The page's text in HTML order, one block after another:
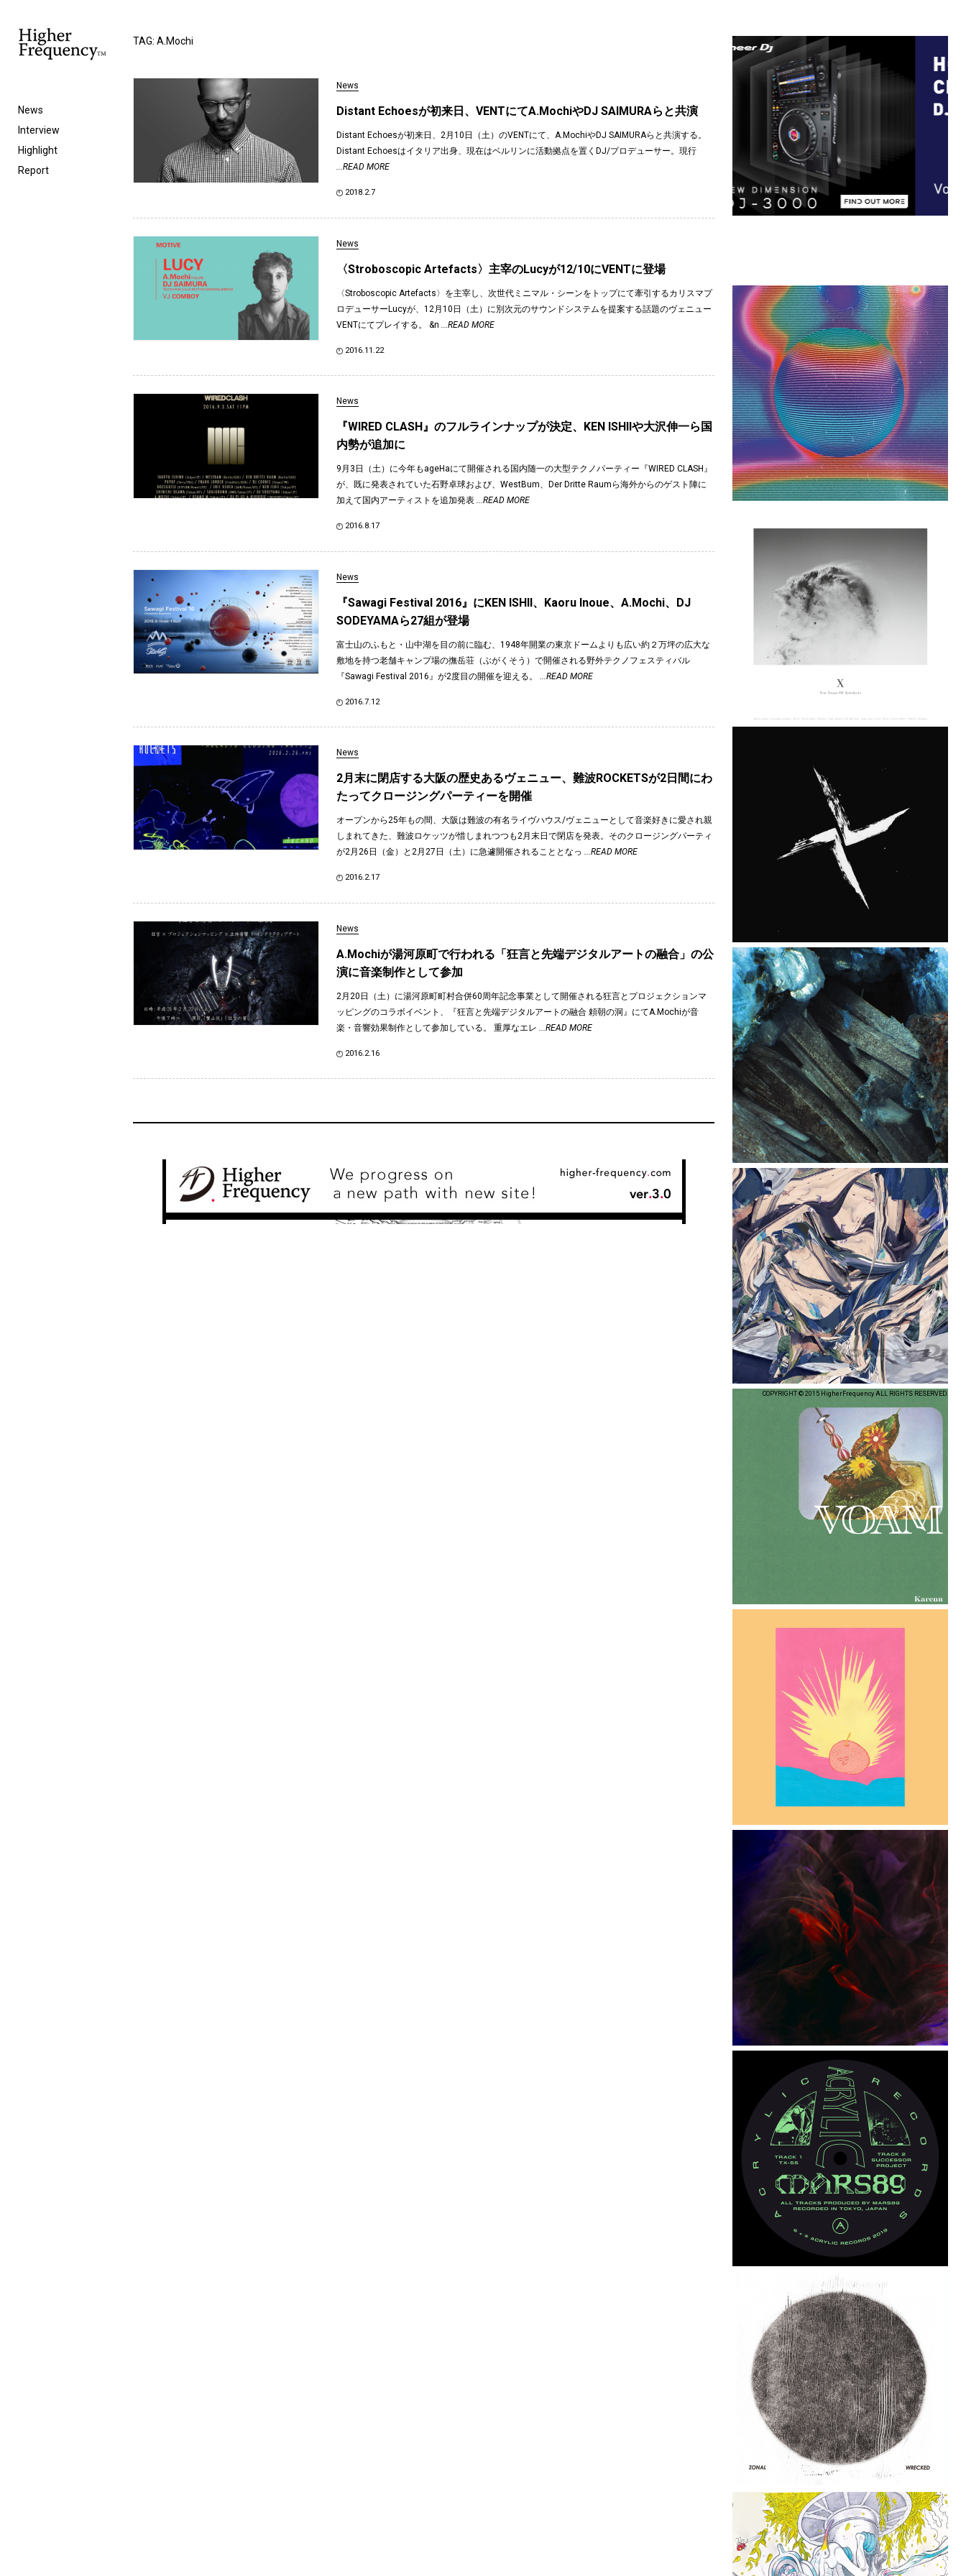
News
Interview
Highlight
Report
TAG: A.Mochi
News
Distant Echoesが初来日、VENTにてA.MochiやDJ SAIMURAらと共演
Distant Echoesが初来日、2月10日（土）のVENTにて、A.MochiやDJ SAIMURAらと共演する。
Distant Echoesはイタリア出身、現在はベルリンに活動拠点を置くDJ/プロデューサー。現行
...READ MORE
2018.2.7
News
〈Stroboscopic Artefacts〉主宰のLucyが12/10にVENTに登場
〈Stroboscopic Artefacts〉を主宰し、次世代ミニマル・シーンをトップにて牽引するカリスマプ
ロデューサーLucyが、12月10日（土）に別次元のサウンドシステムを提案する話題のヴェニュー
VENTにてプレイする。 &n
...READ MORE
2016.11.22
News
『WIRED CLASH』のフルラインナップが決定、KEN ISHIIや大沢伸一ら国
内勢が追加に
9月3日（土）に今年もageHaにて開催される国内随一の大型テクノパーティー『WIRED CLASH』
が、既に発表されていた石野卓球および、WestBum、Der Dritte Raumら海外からのゲスト陣に
加えて国内アーティストを追加発表...READ MORE
2016.8.17
News
『Sawagi Festival 2016』にKEN ISHII、Kaoru Inoue、A.Mochi、DJ
SODEYAMAら27組が登場
富士山のふもと・山中湖を目の前に臨む、1948年開業の東京ドームよりも広い約２万坪の広大な
敷地を持つ老舗キャンプ場の撫岳荘（ぶがくそう）で開催される野外テクノフェスティバル
『Sawagi Festival 2016』が2度目の開催を迎える。
...READ MORE
2016.7.12
News
2月末に閉店する大阪の歴史あるヴェニュー、難波ROCKETSが2日間にわ
たってクロージングパーティーを開催
オープンから25年もの間、大阪は難波の有名ライヴハウス/ヴェニューとして音楽好きに愛され親
しまれてきた、難波ロケッツが惜しまれつつも2月末日で閉店を発表。そのクロージングパーティ
が2月26日（金）と2月27日（土）に急遽開催されることとなっ...READ MORE
2016.2.17
News
A.Mochiが湯河原町で行われる「狂言と先端デジタルアートの融合」の公
演に音楽制作として参加
2月20日（土）に湯河原町町村合併60周年記念事業として開催される狂言とプロジェクションマ
ッピングのコラボイベント、『狂言と先端デジタルアートの融合 頼朝の洞』にてA.Mochiが音
楽・音響効果制作として参加している。 重厚なエレ...READ MORE
2016.2.16
COPYRIGHT © 2015 HigherFrequency ALL RIGHTS RESERVED.